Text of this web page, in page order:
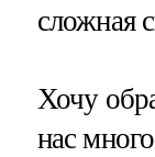
сложная
Хочу
нас